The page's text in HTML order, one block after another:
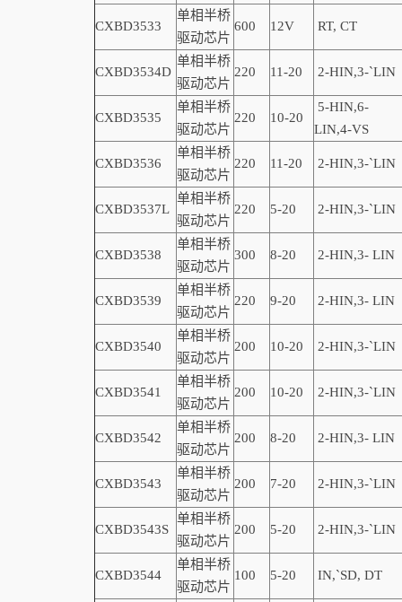
CXBD3533
单相半桥
驱动芯片
600 12V RT, CT
CXBD3534D
单相半桥
驱动芯片
220 11-20 2-HIN,3-`LIN
CXBD3535
单相半桥
驱动芯片
220 10-20
5-HIN,6-
LIN,4-VS
CXBD3536
单相半桥
驱动芯片
220 11-20 2-HIN,3-`LIN
CXBD3537L
单相半桥
驱动芯片
220 5-20 2-HIN,3-`LIN
CXBD3538
单相半桥
驱动芯片
300 8-20 2-HIN,3- LIN
CXBD3539
单相半桥
驱动芯片
220 9-20 2-HIN,3- LIN
CXBD3540
单相半桥
驱动芯片
200 10-20 2-HIN,3-`LIN
CXBD3541
单相半桥
驱动芯片
200 10-20 2-HIN,3-`LIN
CXBD3542
单相半桥
驱动芯片
200 8-20 2-HIN,3- LIN
CXBD3543
单相半桥
驱动芯片
200 7-20 2-HIN,3-`LIN
CXBD3543S
单相半桥
驱动芯片
200 5-20 2-HIN,3-`LIN
CXBD3544
单相半桥
驱动芯片
100 5-20 IN,`SD, DT